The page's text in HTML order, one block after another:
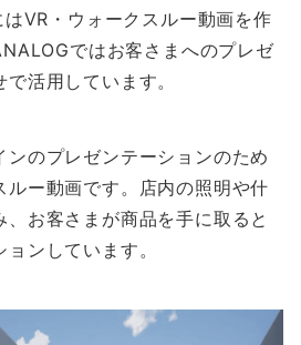
はVR・ウォークスルー動画を作
ではお客さまへのプレゼ
活用しています。
のプレゼンテーションのため
ルー動画です。店内の照明や什
お客さまが商品を手に取ると
ンしています。